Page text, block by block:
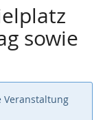
sowie
Veranstaltung